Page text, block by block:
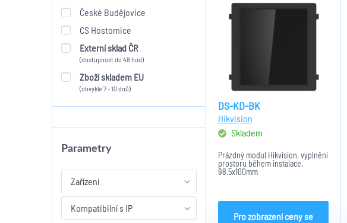
České Budějovice
CS Hostomice
Externí sklad ČR
(dostupnost do 48 hod)
Zboží skladem EU
(obvykle 7 - 10 dnů)
Parametry
Zařízení
Kompatibilní s IP
DS-KD-BK
Hikvision
Skladem
Prázdný modul Hikvision, vyplnění
prostoru během instalace,
98.5x100mm
Pro zobrazení ceny se